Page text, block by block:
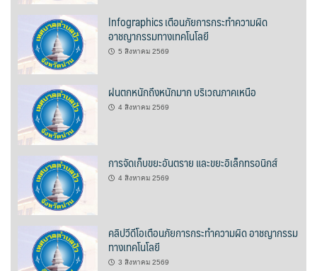
เพลินใจ โฮมสเตย์
เฮือนกว่าง
เฮือนสล่า โฮมสเตย์
โกโก้วัลเล่ย์รีสอร์ท
โบทานิกการ์เดนน่าน เกสเฮาส์
โรงแรมลีลาวดี
โรงแรมแสงอรุณ
โรงแรมโกลเด้น
Infographics เตือนภัยการกระทำความผิด
อาชญากรรมทางเทคโนโลยี
5 สิงหาคม 2569
ฝนตกหนักถึงหนักมาก บริเวณภาคเหนือ
4 สิงหาคม 2569
การจัดเก็บขยะอันตราย และขยะอิเล็กทรอนิกส์
4 สิงหาคม 2569
คลิปวีดีโอเตือนภัยการกระทำความผิด อาชญากรรม
ทางเทคโนโลยี
3 สิงหาคม 2569